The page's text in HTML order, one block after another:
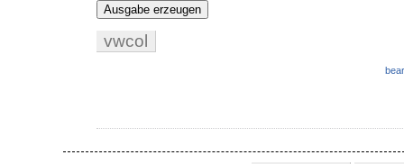
Ausgabe erzeugen
vwcol